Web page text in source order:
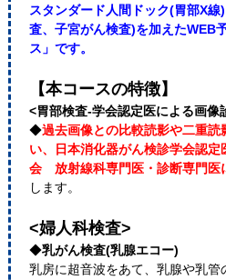
スタンダード人間ドック(胃部X
査、子宮がん検査)を加えたWEB
ス」です。
【本コースの特徴】
<胃部検査-学会認定医による画
◆過去画像との比較読影や二重
い、日本消化器がん検診学会認
会 放射線科専門医・診断専門医
します。
<婦人科検査>
◆乳がん検査(乳腺エコー)
乳房に超音波をあて、乳腺や乳